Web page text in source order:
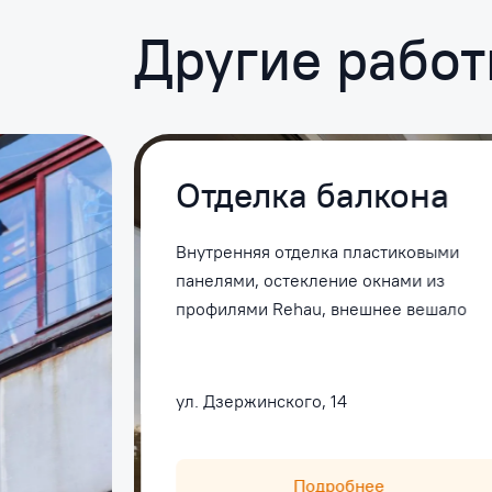
Другие
Отделка балкона
Внутренняя отделка пластиковыми
панелями, остекление окнами из
профилями Rehau, внешнее вешало
ул. Дзержинского, 14
Подробнее